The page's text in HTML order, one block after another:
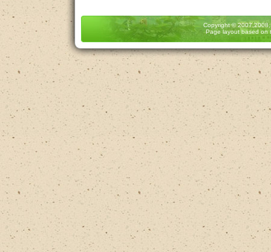
Copyright©
Page layout based on